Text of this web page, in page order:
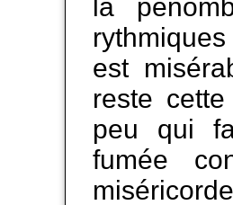
la
est
reste
peu qui
fumée